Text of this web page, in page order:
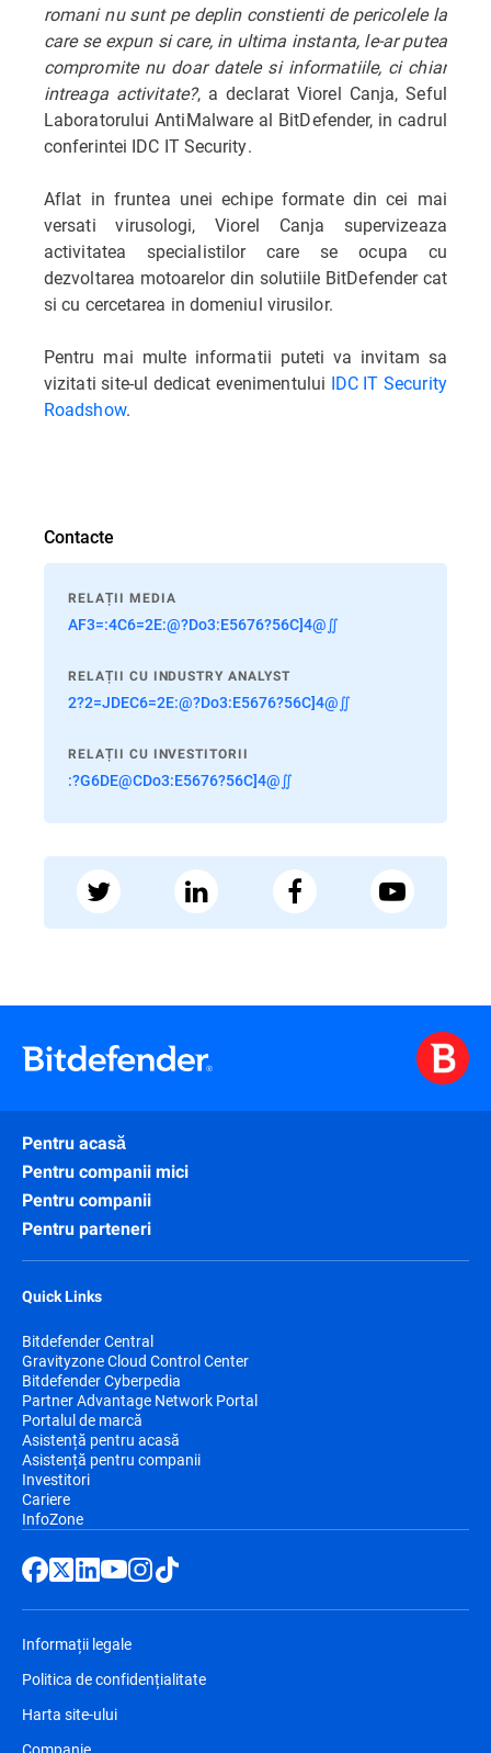
romani nu sunt pe deplin constienti de pericolele la
care se expun si care, in ultima instanta, le-ar putea
compromite nu doar datele si informatiile, ci chiar
intreaga activitate?, a declarat Viorel Canja, Seful
Laboratorului AntiMalware al BitDefender, in cadrul
conferintei IDC IT Security.
Aflat in fruntea unei echipe formate din cei mai
versati virusologi, Viorel Canja supervizeaza
activitatea specialistilor care se ocupa cu
dezvoltarea motoarelor din solutiile BitDefender cat
si cu cercetarea in domeniul virusilor.
Pentru mai multe informatii puteti va invitam sa
vizitati site-ul dedicat evenimentului IDC IT Security
Roadshow.
Contacte
RELAȚII MEDIA
AF3=:4C6=2E:@?Do3:E5676?56C]4@∬
RELAȚII CU INDUSTRY ANALYST
2?2=JDEC6=2E:@?Do3:E5676?56C]4@∬
RELAȚII CU INVESTITORII
:?G6DE@CDo3:E5676?56C]4@∬
Pentru acasă
Pentru companii mici
Pentru companii
Pentru parteneri
Quick Links
Bitdefender Central
Gravityzone Cloud Control Center
Bitdefender Cyberpedia
Partner Advantage Network Portal
Portalul de marcă
Asistență pentru acasă
Asistență pentru companii
Investitori
Cariere
InfoZone
Informații legale
Politica de confidențialitate
Harta site-ului